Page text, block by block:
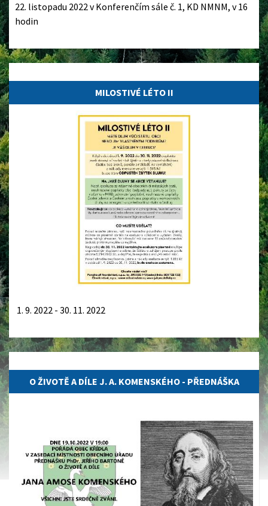
22. listopadu 2022 v Konferenčím sále č. 1, KD NMNM, v 16
hodin
MILOSTIVÉ LÉTO II
1. 9. 2022 - 30. 11. 2022
O ŽIVOTĚ A DÍLE J. A. KOMENSKÉHO - PŘEDNÁŠKA